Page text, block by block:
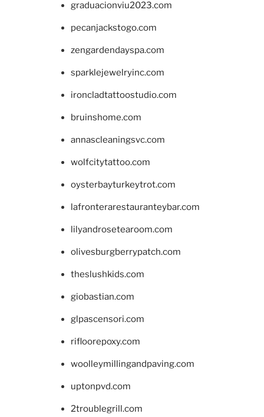
graduacionviu2023.com
pecanjackstogo.com
zengardendayspa.com
sparklejewelryinc.com
ironcladtattoostudio.com
bruinshome.com
annascleaningsvc.com
wolfcitytattoo.com
oysterbayturkeytrot.com
lafronterarestauranteybar.com
lilyandrosetearoom.com
olivesburgberrypatch.com
theslushkids.com
giobastian.com
glpascensori.com
rifloorepoxy.com
woolleymillingandpaving.com
uptonpvd.com
2troublegrill.com